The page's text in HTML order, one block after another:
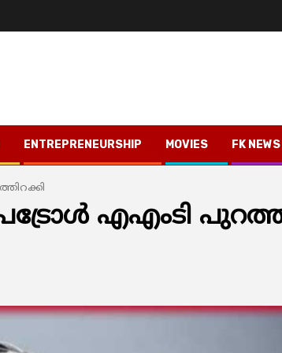
ENTREPRENEURSHIP MOVIES FK NEWS
എഎംടി